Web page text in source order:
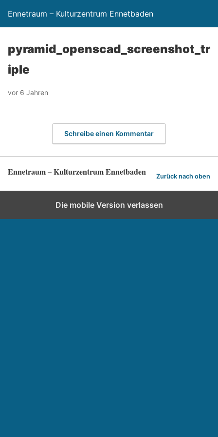
Ennetraum – Kulturzentrum Ennetbaden
pyramid_openscad_screenshot_tr
iple
vor 6 Jahren
Schreibe einen Kommentar
Ennetraum – Kulturzentrum Ennetbaden Zurück nach oben
Die mobile Version verlassen